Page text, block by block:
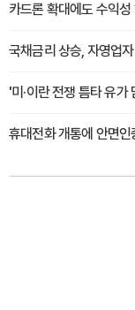
카드론 확대에도 수익
국채금리 상승, 자영업
'미·이란 전쟁 틈타 유
휴대전화 개통에 안면